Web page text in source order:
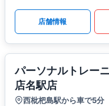
店舗情報
パーソナルトレー
店名駅店
西枇杷島駅から車で5分